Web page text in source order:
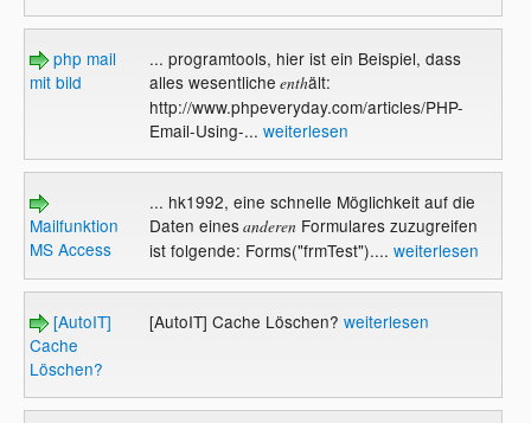
php mail
mit bild
... programtools, hier ist ein Beispiel, dass
alles wesentliche enthält:
http://www.phpeveryday.com/articles/PHP-
Email-Using-... weiterlesen
Mailfunktion
MS Access
... hk1992, eine schnelle Möglichkeit auf die
Daten einesanderenFormulares zuzugreifen
ist folgende: Forms("frmTest").... weiterlesen
[AutoIT]
Cache
Löschen?
[AutoIT] Cache Löschen? weiterlesen